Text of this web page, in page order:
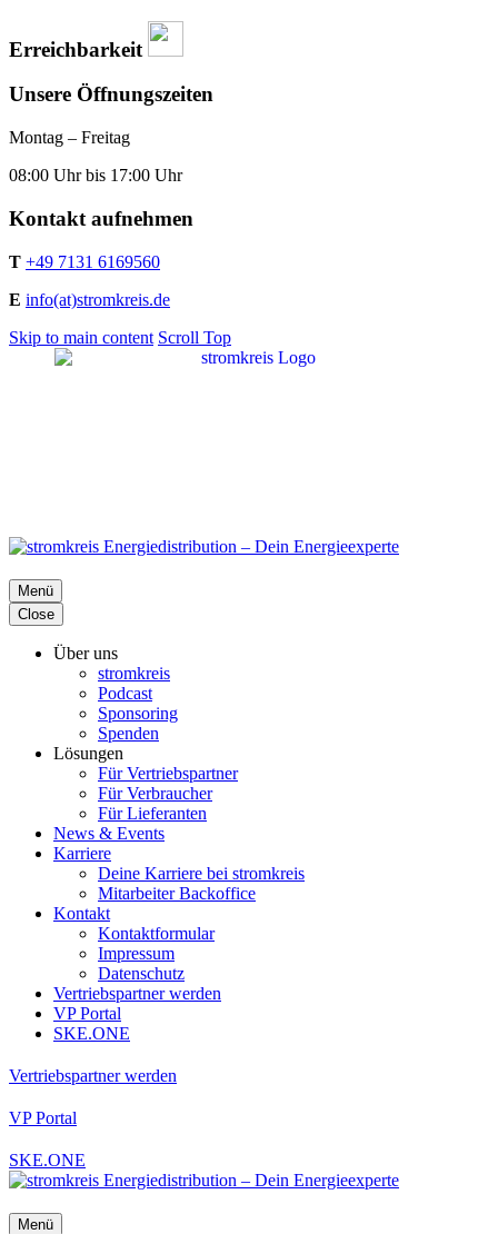
Erreichbarkeit
Unsere Öffnungszeiten
Montag – Freitag
08:00 Uhr bis 17:00 Uhr
Kontakt aufnehmen
T +49 7131 6169560
E info(at)stromkreis.de
Skip to main content Scroll Top
Menü
Close
Über uns
stromkreis
Podcast
Sponsoring
Spenden
Lösungen
Für Vertriebspartner
Für Verbraucher
Für Lieferanten
News & Events
Karriere
Deine Karriere bei stromkreis
Mitarbeiter Backoffice
Kontakt
Kontaktformular
Impressum
Datenschutz
Vertriebspartner werden
VP Portal
SKE.ONE
Vertriebspartner werden
VP Portal
SKE.ONE
Menü